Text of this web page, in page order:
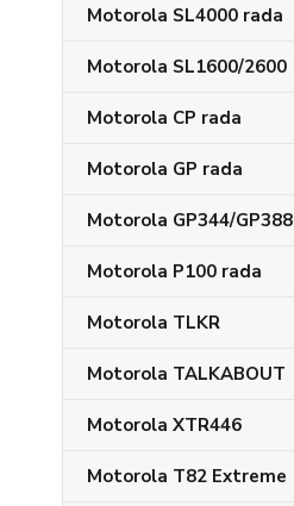
Motorola SL4000 rada
Motorola SL1600/2600
Motorola CP rada
Motorola GP rada
Motorola GP344/GP388
Motorola P100 rada
Motorola TLKR
Motorola TALKABOUT
Motorola XTR446
Motorola T82 Extreme